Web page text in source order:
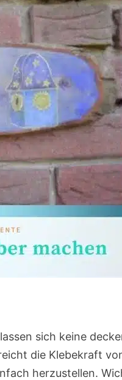
sich keine
die Klebekraft
herzustellen.